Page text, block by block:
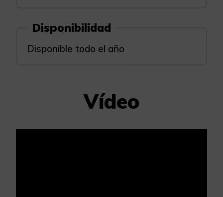
Disponibilidad
Disponible todo el año
Vídeo